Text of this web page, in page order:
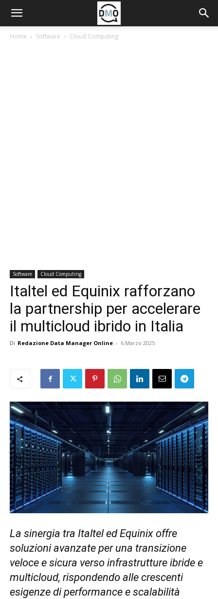
Home Software Cloud Computing
Software Cloud Computing
Italtel ed Equinix rafforzano
la partnership per accelerare
il multicloud ibrido in Italia
Di Redazione Data Manager Online - 6 Marzo 2025
La sinergia tra Italtel ed Equinix offre
soluzioni avanzate per una transizione
veloce e sicura verso infrastrutture ibride e
multicloud, rispondendo alle crescenti
esigenze di performance e scalabilità